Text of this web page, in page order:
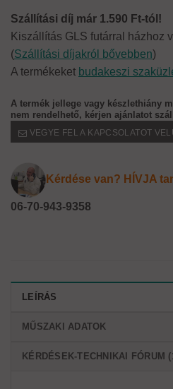
Szállítási díj már 1.590 Ft-tól!
Kiszállítás GLS futárral házhoz
(Szállítási díjakról bővebben)
A termékeket budakeszi
A termék jellege vagy készlethiány
nem rendelhető, kérjen ajánlatot
VEGYE FEL A KAPCSOLATOT
Kérdése van? HÍVJA
06-70-943-9358
LEÍRÁS
MŰSZAKI ADATOK
KÉRDÉSEK-TECHNIKAI FÓRUM